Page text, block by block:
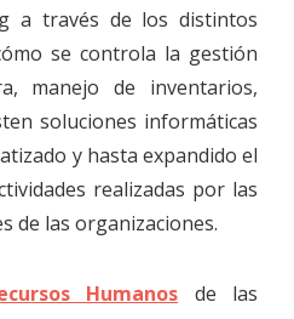
a través de los distintos
se controla la gestión
manejo de inventarios,
soluciones informáticas
y hasta expandido el
realizadas por las
de las organizaciones.
Humanos de las